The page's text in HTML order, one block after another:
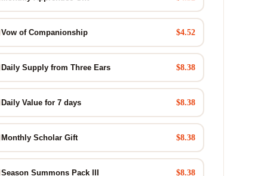
Vow of Companionship $4.52
Daily Supply from Three Ears $8.38
Daily Value for 7 days $8.38
Monthly Scholar Gift $8.38
Season Summons Pack III $8.38